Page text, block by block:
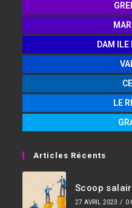
DAM ILE
LE
Articles Récents
Scoop
27 AVRIL 2023 / 0